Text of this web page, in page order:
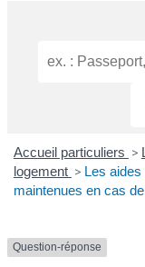
Accueil particuliers >
logement > Les
maintenues en cas
Question-réponse